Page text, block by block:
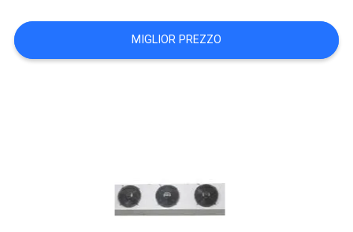
MAPPA
DEL
MIGLIOR PREZZO